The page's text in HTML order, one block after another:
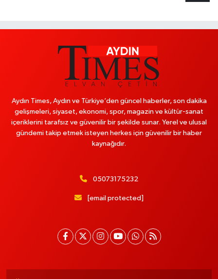
Aydın Times, Aydın ve Türkiye’den güncel haberler, son dakika
gelişmeleri, siyaset, ekonomi, spor, magazin ve kültür-sanat
içeriklerini tarafsız ve güvenilir bir şekilde sunar. Yerel ve ulusal
gündemi takip etmek isteyen herkes için güvenilir bir haber
kaynağıdır.
05073175232
[email protected]